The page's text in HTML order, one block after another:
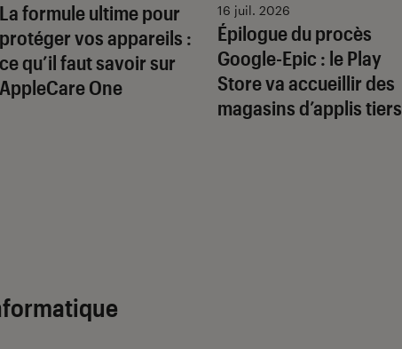
La formule ultime pour
protéger vos appareils :
ce qu’il faut savoir sur
AppleCare One
Épilogue du procès
Google-Epic : le Play
Store va accueillir des
magasins d’applis tiers
16 juil. 2026